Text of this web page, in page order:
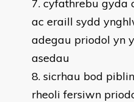
cyfathrebu gyda
ac eraill sydd
adegau priodol yn
asedau
sicrhau bod
rheoli fersiwn